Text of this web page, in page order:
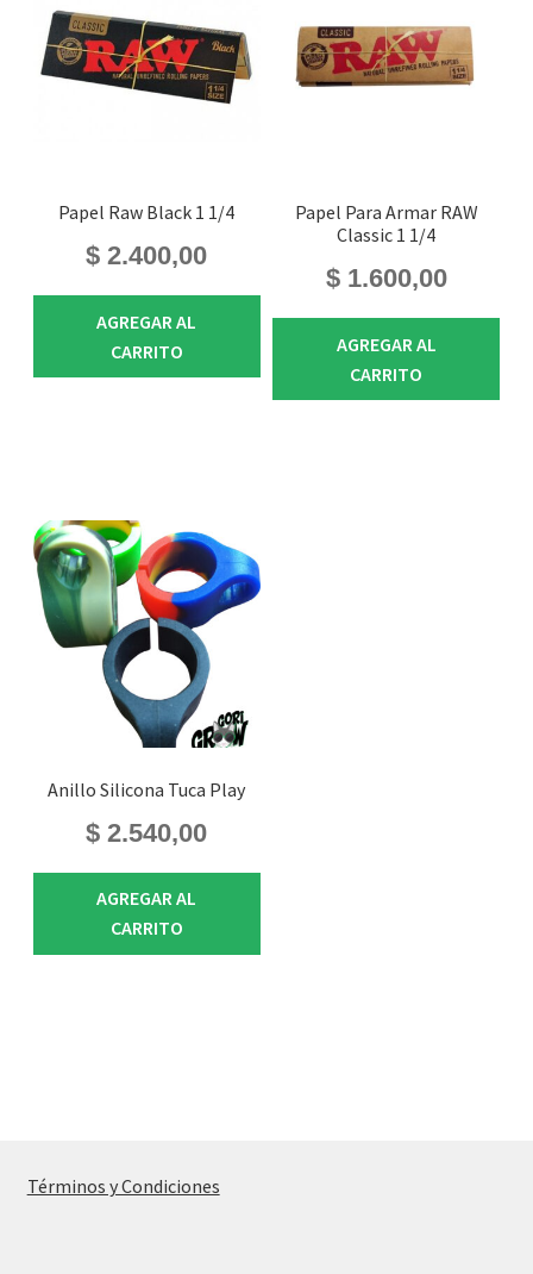
Papel Raw Black 1 1/4
$ 2.400,00
AGREGAR AL
CARRITO
Papel Para Armar RAW
Classic 1 1/4
$1.600,00
AGREGAR AL
CARRITO
Anillo Silicona Tuca Play
$ 2.540,00
AGREGAR AL
CARRITO
Términos y Condiciones